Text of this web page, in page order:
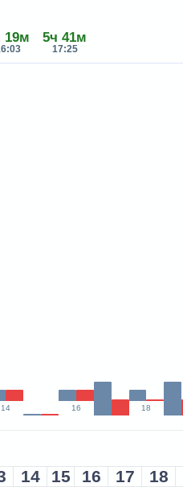
19м 5ч 41м
17:25
14 16 18
14 15 16 17 18